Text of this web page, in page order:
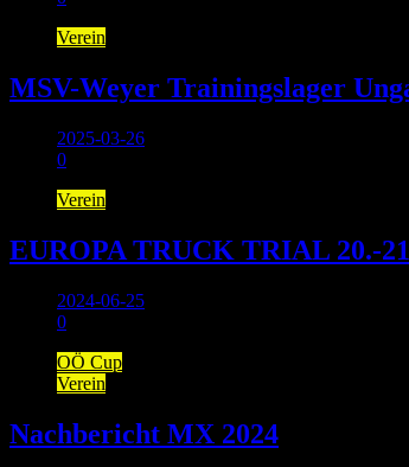
Verein
MSV-Weyer Trainingslager
2025-03-26
0
Verein
EUROPA TRUCK TRIAL 20.-
2024-06-25
0
OÖ Cup
Verein
Nachbericht MX 2024